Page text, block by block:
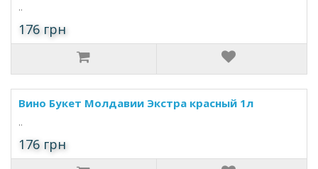
..
176 грн
Вино Букет Молдавии Экстра красный 1л
..
176 грн